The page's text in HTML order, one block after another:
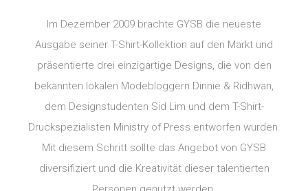
Im Dezember 2009 brachte GYSB die neueste
Ausgabe seiner T-Shirt-Kollektion auf den Markt und
präsentierte drei einzigartige Designs, die von den
bekannten lokalen Modebloggern Dinnie & Ridhwan,
dem Designstudenten Sid Lim und dem T-Shirt-
Druckspezialisten Ministry of Press entworfen wurden.
Mit diesem Schritt sollte das Angebot von GYSB
diversifiziert und die Kreativität dieser talentierten